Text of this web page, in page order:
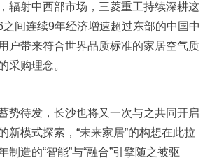
辐射中西部市场，三菱重工持续深耕这
间连续9年经济增速超过东部的中国中
户带来符合世界品质标准的家居空气质
采购理念。
势待发，长沙也将又一次与之共同开启
新模式探索，“未来家居”的构想在此拉
制造的“智能”与“融合”引擎随之被驱